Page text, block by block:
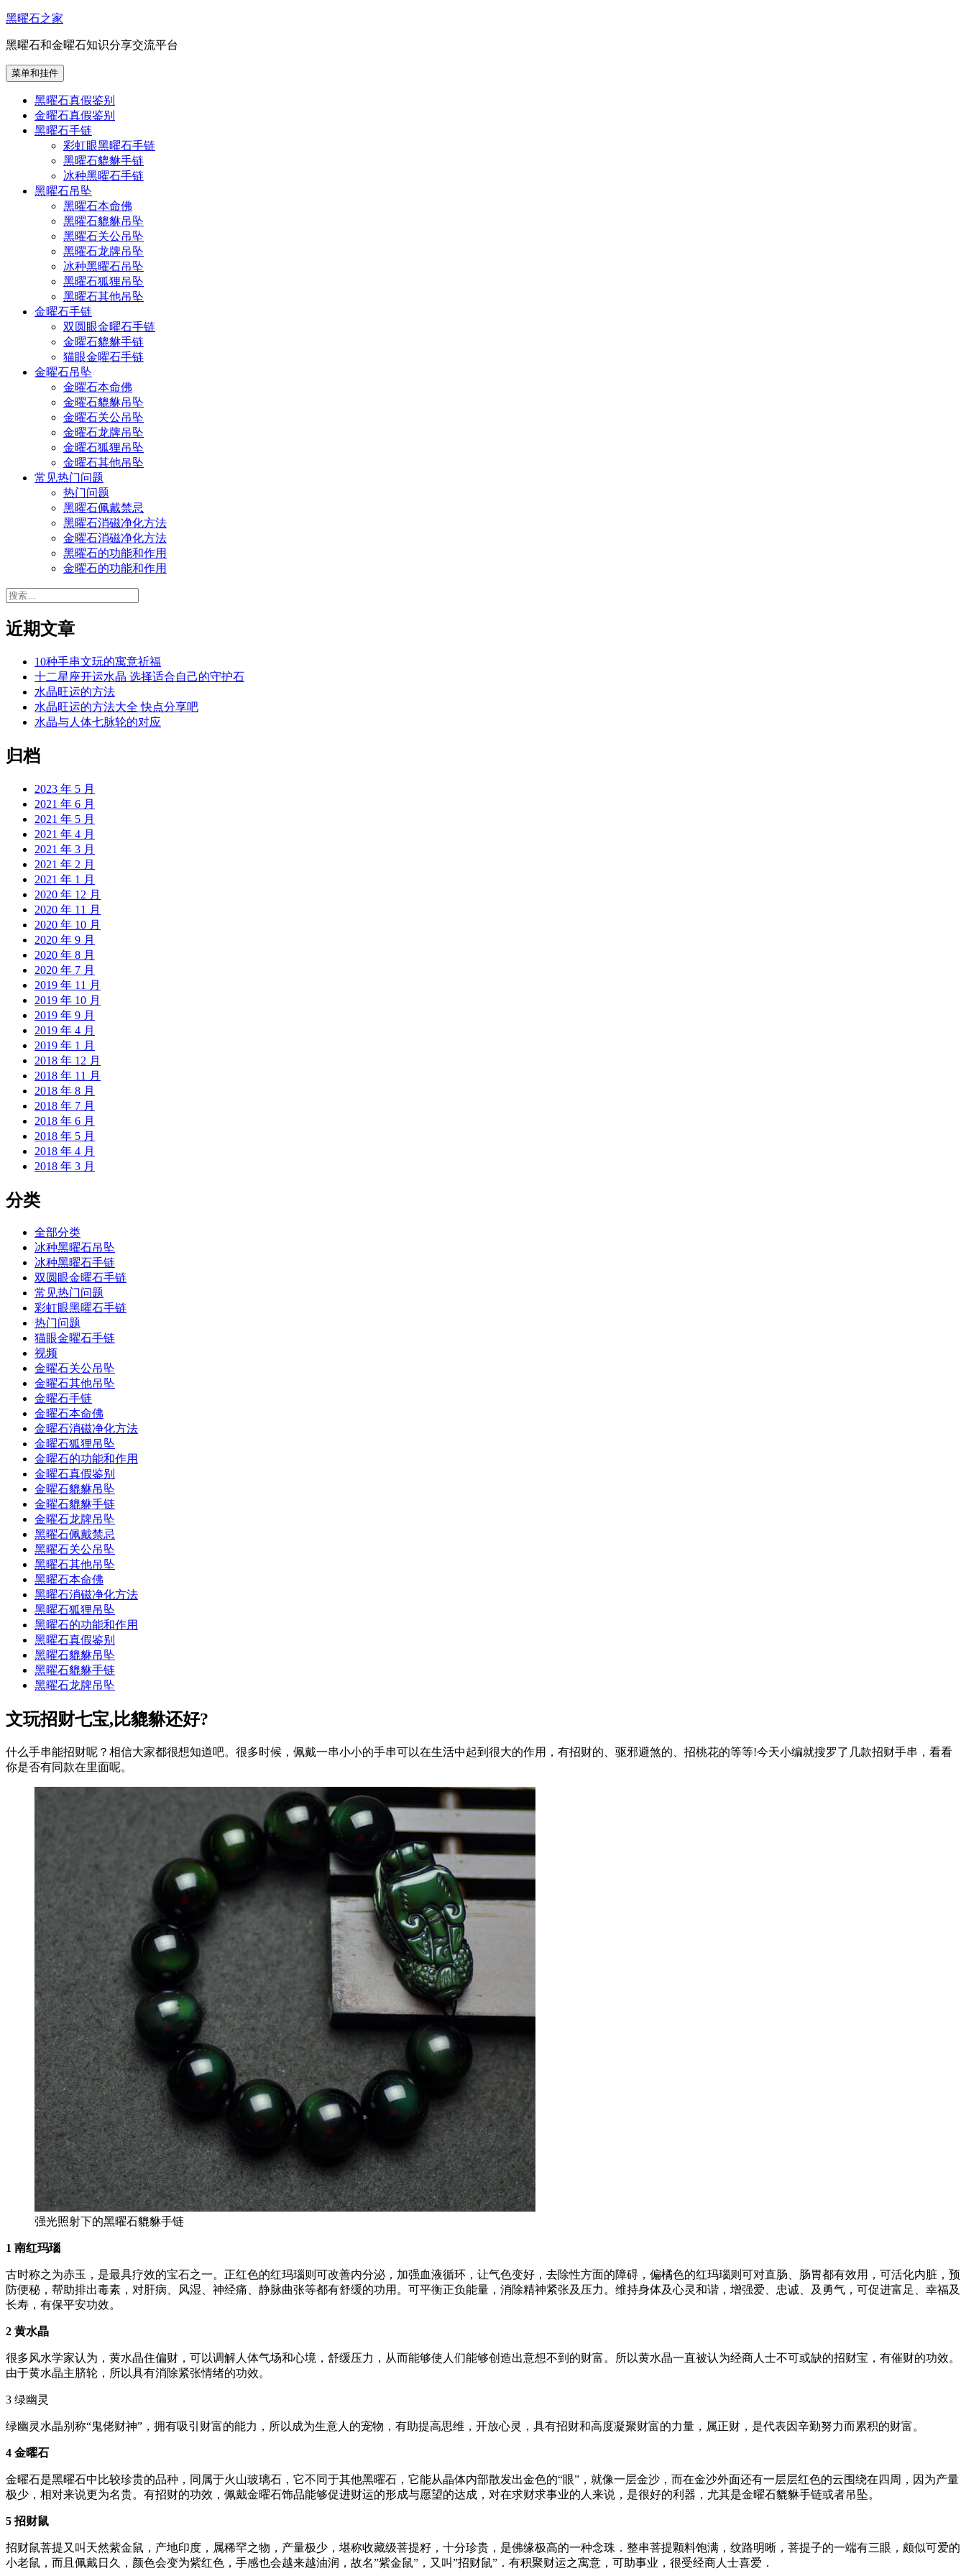
跳
内
容
黑曜石之家
黑曜石和金曜石知识分享交流平台
菜单和挂件
黑曜石真假鉴别
金曜石真假鉴别
黑曜石手链
彩虹眼黑曜石手链
黑曜石貔貅手链
冰种黑曜石手链
黑曜石吊坠
黑曜石本命佛
黑曜石貔貅吊坠
黑曜石关公吊坠
黑曜石龙牌吊坠
冰种黑曜石吊坠
黑曜石狐狸吊坠
黑曜石其他吊坠
金曜石手链
双圆眼金曜石手链
金曜石貔貅手链
猫眼金曜石手链
金曜石吊坠
金曜石本命佛
金曜石貔貅吊坠
金曜石关公吊坠
金曜石龙牌吊坠
金曜石狐狸吊坠
金曜石其他吊坠
常见热门问题
热门问题
黑曜石佩戴禁忌
黑曜石消磁净化方法
金曜石消磁净化方法
黑曜石的功能和作用
金曜石的功能和作用
搜
近期文章
10种手串文玩的寓意祈福
十二星座开运水晶 选择适合自己的守护石
水晶旺运的方法
水晶旺运的方法大全 快点分享吧
水晶与人体七脉轮的对应
归档
2023 年 5 月
2021 年 6 月
2021 年 5 月
2021 年 4 月
2021 年 3 月
2021 年 2 月
2021 年 1 月
2020 年 12 月
2020 年 11 月
2020 年 10 月
2020 年 9 月
2020 年 8 月
2020 年 7 月
2019 年 11 月
2019 年 10 月
2019 年 9 月
2019 年 4 月
2019 年 1 月
2018 年 12 月
2018 年 11 月
2018 年 8 月
2018 年 7 月
2018 年 6 月
2018 年 5 月
2018 年 4 月
2018 年 3 月
分类
全部分类
冰种黑曜石吊坠
冰种黑曜石手链
双圆眼金曜石手链
常见热门问题
彩虹眼黑曜石手链
热门问题
猫眼金曜石手链
视频
金曜石关公吊坠
金曜石其他吊坠
金曜石手链
金曜石本命佛
金曜石消磁净化方法
金曜石狐狸吊坠
金曜石的功能和作用
金曜石真假鉴别
金曜石貔貅吊坠
金曜石貔貅手链
金曜石龙牌吊坠
黑曜石佩戴禁忌
黑曜石关公吊坠
黑曜石其他吊坠
黑曜石本命佛
黑曜石消磁净化方法
黑曜石狐狸吊坠
黑曜石的功能和作用
黑曜石真假鉴别
黑曜石貔貅吊坠
黑曜石貔貅手链
黑曜石龙牌吊坠
文玩招财七宝,比貔貅还好?
什么手串能招财呢？相信大家都很想知道吧。很多时候，佩戴一串小小的手串可以在生活中起到很大的作用，有招财的、驱邪避煞的、招桃花的等等!今天小编就搜罗了几款招财手串，看看
你是否有同款在里面呢。
强光照射下的黑曜石貔貅手链
1 南红玛瑙
古时称之为赤玉，是最具疗效的宝石之一。正红色的红玛瑙则可改善内分泌，加强血液循环，让气色变好，去除性方面的障碍，偏橘色的红玛瑙则可对直肠、肠胃都有效用，可活化内脏，预
防便秘，帮助排出毒素，对肝病、风湿、神经痛、静脉曲张等都有舒缓的功用。可平衡正负能量，消除精神紧张及压力。维持身体及心灵和谐，增强爱、忠诚、及勇气，可促进富足、幸福及
长寿，有保平安功效。
2 黄水晶
很多风水学家认为，黄水晶住偏财，可以调解人体气场和心境，舒缓压力，从而能够使人们能够创造出意想不到的财富。所以黄水晶一直被认为经商人士不可或缺的招财宝，有催财的功效。
由于黄水晶主脐轮，所以具有消除紧张情绪的功效。
3 绿幽灵
绿幽灵水晶别称“鬼佬财神”，拥有吸引财富的能力，所以成为生意人的宠物，有助提高思维，开放心灵，具有招财和高度凝聚财富的力量，属正财，是代表因辛勤努力而累积的财富。
4 金曜石
金曜石是黑曜石中比较珍贵的品种，同属于火山玻璃石，它不同于其他黑曜石，它能从晶体内部散发出金色的“眼”，就像一层金沙，而在金沙外面还有一层层红色的云围绕在四周，因为产量
极少，相对来说更为名贵。有招财的功效，佩戴金曜石饰品能够促进财运的形成与愿望的达成，对在求财求事业的人来说，是很好的利器，尤其是金曜石貔貅手链或者吊坠。
5 招财鼠
招财鼠菩提又叫天然紫金鼠，产地印度，属稀罕之物，产量极少，堪称收藏级菩提籽，十分珍贵，是佛缘极高的一种念珠．整串菩提颗料饱满，纹路明晰，菩提子的一端有三眼，颇似可爱的
小老鼠，而且佩戴日久，颜色会变为紫红色，手感也会越来越油润，故名”紫金鼠”，又叫”招财鼠”．有积聚财运之寓意，可助事业，很受经商人士喜爱．